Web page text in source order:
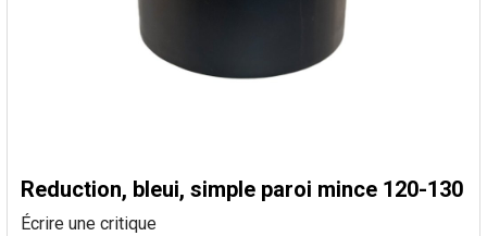
Reduction, bleui, simple paroi mince 120-130
Écrire une critique